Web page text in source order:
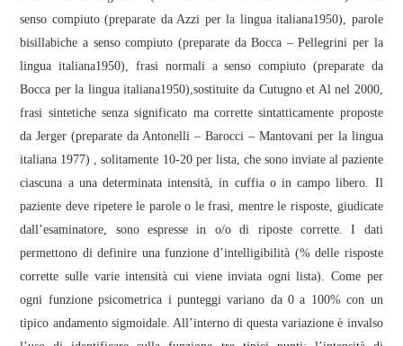
senso compiuto (preparate da Azzi per la lingua italiana1950), parole
bisillabiche a senso compiuto (preparate da Bocca – Pellegrini per la
lingua italiana1950), frasi normali a senso compiuto (preparate da
Bocca per la lingua italiana1950),sostituite da Cutugno et Al nel 2000,
frasi sintetiche senza significato ma corrette sintatticamente proposte
da Jerger (preparate da Antonelli – Barocci – Mantovani per la lingua
italiana 1977)
, solitamente 10-20 per lista, che sono inviate al paziente
ciascuna a una determinata intensità, in cuffia o in campo libero. Il
paziente deve ripetere le parole o le frasi, mentre le risposte, giudicate
dall’esaminatore, sono espresse in o/o di riposte corrette. I dati
permettono di definire una funzione d’intelligibilità (% delle risposte
corrette sulle varie intensità cui viene inviata ogni lista). Come per
ogni funzione psicometrica i punteggi variano da 0 a 100% con un
tipico andamento sigmoidale. All’interno di questa variazione è invalso